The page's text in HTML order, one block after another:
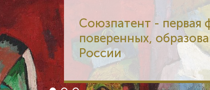
Союзпатент - первая
поверенных,
России